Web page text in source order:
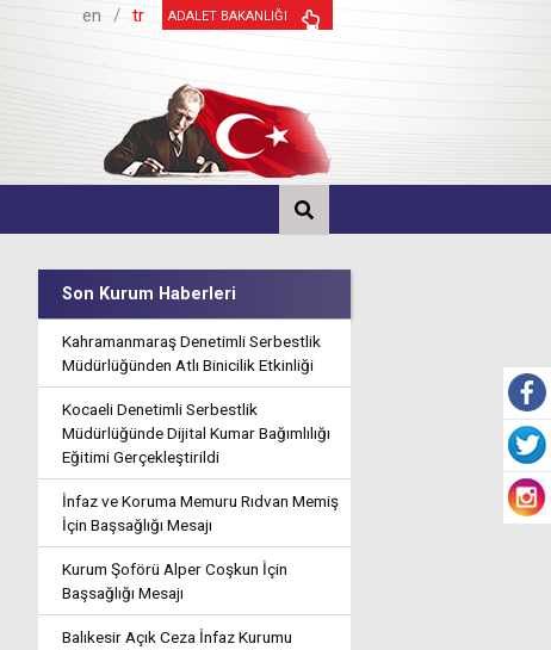
en / tr ADALET BAKANLIĞI
Son Kurum Haberleri
Kahramanmaraş Denetimli Serbestlik
Müdürlüğünden Atlı Binicilik Etkinliği
Kocaeli Denetimli Serbestlik
Müdürlüğünde Dijital Kumar Bağımlılığı
Eğitimi Gerçekleştirildi
İnfaz ve Koruma Memuru Rıdvan Memiş
İçin Başsağlığı Mesajı
Kurum Şoförü Alper Coşkun İçin
Başsağlığı Mesajı
Balıkesir Açık Ceza İnfaz Kurumu